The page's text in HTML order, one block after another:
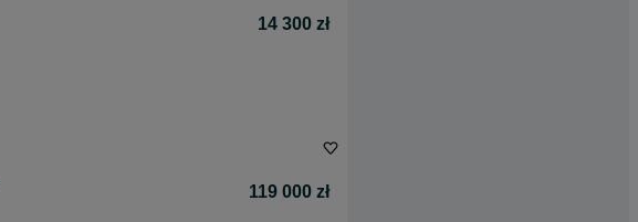
14 300 zł
119 000 zł